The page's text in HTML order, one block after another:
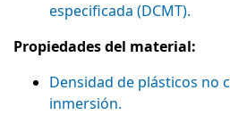
especificada (DCMT).
Propiedades del material:
Densidad de plásticos no
inmersión.